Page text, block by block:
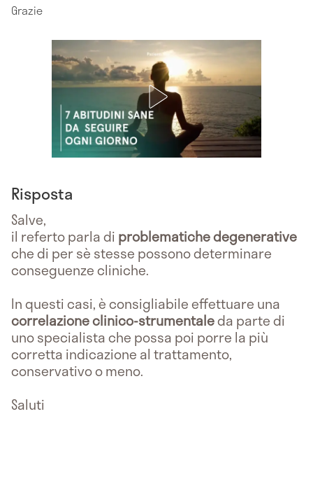
Grazie
Risposta
Salve,
il referto parla di problematiche degenerative
che di per sè stesse possono determinare
conseguenze cliniche.
In questi casi, è consigliabile effettuare una
correlazione clinico-strumentaleda parte di
uno specialista che possa poi porre la più
corretta indicazione al trattamento,
conservativo o meno.
Saluti